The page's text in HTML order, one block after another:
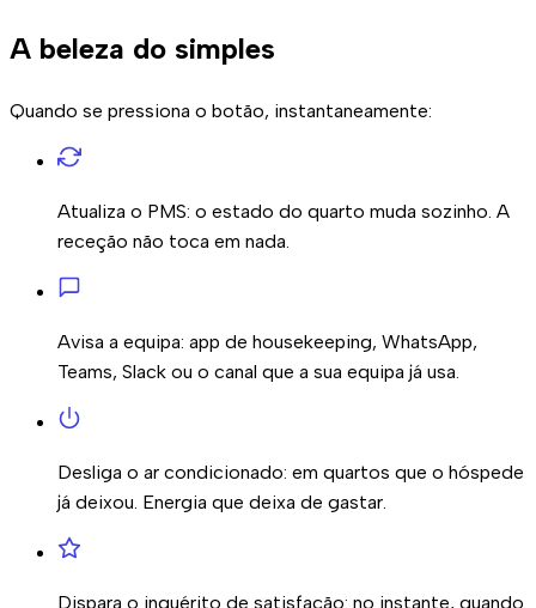
A beleza do simples
Quando se pressiona o botão, instantaneamente:
Atualiza o PMS: o estado do quarto muda sozinho. A
receção não toca em nada.
Avisa a equipa: app de housekeeping, WhatsApp,
Teams, Slack ou o canal que a sua equipa já usa.
Desliga o ar condicionado: em quartos que o hóspede
já deixou. Energia que deixa de gastar.
Dispara o inquérito de satisfação: no instante, quando